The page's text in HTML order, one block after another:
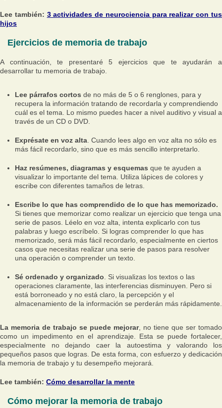
Lee también: 3 actividades de neurociencia para realizar con tus
hijos
Ejercicios de memoria de trabajo
A continuación, te presentaré 5 ejercicios que te ayudarán a
desarrollar tu memoria de trabajo.
Lee párrafos cortos de no más de 5 o 6 renglones, para y
recupera la información tratando de recordarla y comprendiendo
cuál es el tema. Lo mismo puedes hacer a nivel auditivo y visual a
través de un CD o DVD.
Exprésate en voz alta . Cuando lees algo en voz alta no sólo es
más fácil recordarlo, sino que es más sencillo interpretarlo.
Haz resúmenes, diagramas y esquemas que te ayuden a
visualizar lo importante del tema. Utiliza lápices de colores y
escribe con diferentes tamaños de letras.
Escribe lo que has comprendido de lo que has memorizado.
Si tienes que memorizar como realizar un ejercicio que tenga una
serie de pasos. Léelo en voz alta, intenta explicarlo con tus
palabras y luego escríbelo. Si logras comprender lo que has
memorizado, será más fácil recordarlo, especialmente en ciertos
casos que necesitas realizar una serie de pasos para resolver
una operación o comprender un texto.
Sé ordenado y organizado . Si visualizas los textos o las
operaciones claramente, las interferencias disminuyen. Pero si
está borroneado y no está claro, la percepción y el
almacenamiento de la información se perderán más rápidamente.
La memoria de trabajo se puede mejorar, no tiene que ser tomado
como un impedimento en el aprendizaje. Esta se puede fortalecer,
especialmente no dejando caer la autoestima y valorando los
pequeños pasos que logras. De esta forma, con esfuerzo y dedicación
la memoria de trabajo y tu desempeño mejorará.
Lee también: Cómo desarrollar la mente
Cómo mejorar la memoria de trabajo